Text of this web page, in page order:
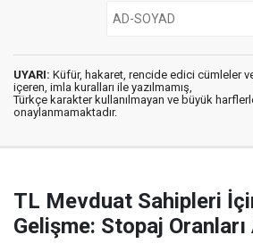
UYARI: Küfür, hakaret, rencide edici cümleler
içeren, imla kuralları ile yazılmamış,
Türkçe karakter kullanılmayan ve büyük
onaylanmamaktadır.
TL Mevduat Sahipleri
Gelişme: Stopaj Oranları